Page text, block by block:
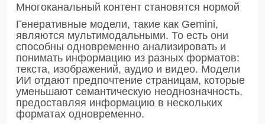
Многоканальный контент становятся нормой
Генеративные модели, такие как Gemini,
являются мультимодальными. То есть они
способны одновременно анализировать и
понимать информацию из разных форматов:
текста, изображений, аудио и видео. Модели
ИИ отдают предпочтение страницам, которые
уменьшают семантическую неоднозначность,
предоставляя информацию в нескольких
форматах одновременно.